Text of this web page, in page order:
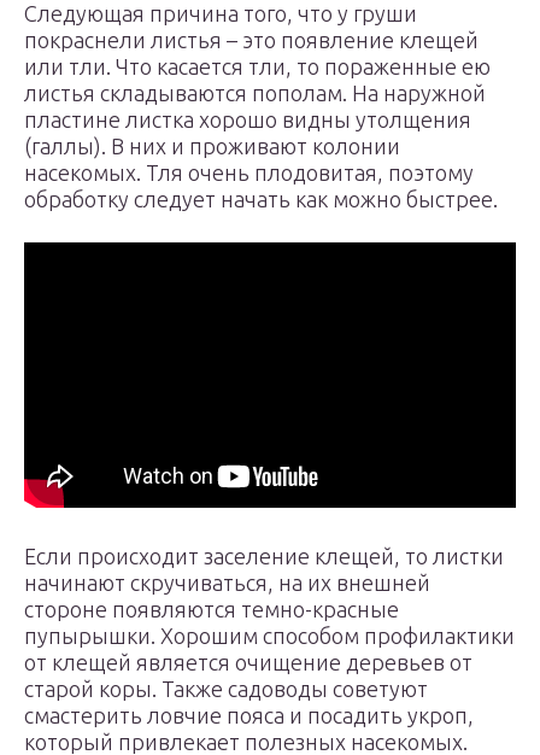
Следующая причина того, что у груши
покраснели листья – это появление клещей
или тли. Что касается тли, то пораженные ею
листья складываются пополам. На наружной
пластине листка хорошо видны утолщения
(галлы). В них и проживают колонии
насекомых. Тля очень плодовитая, поэтому
обработку следует начать как можно быстрее.
Если происходит заселение клещей, то листки
начинают скручиваться, на их внешней
стороне появляются темно-красные
пупырышки. Хорошим способом профилактики
от клещей является очищение деревьев от
старой коры. Также садоводы советуют
смастерить ловчие пояса и посадить укроп,
который привлекает полезных насекомых.